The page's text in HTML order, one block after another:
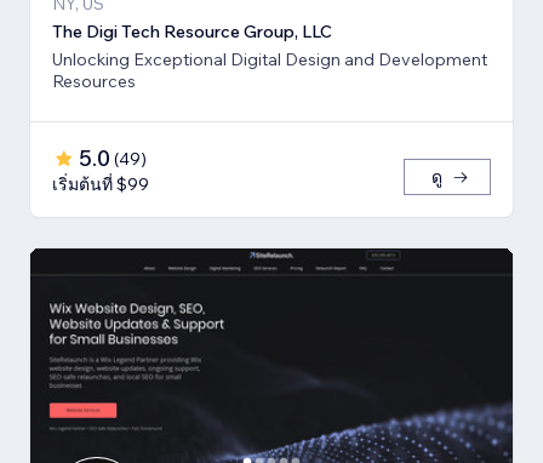
The Digi Tech Resource Group, LLC
Unlocking Exceptional Digital Design and Development
Resources
5.0 (49)
เริ่มต้นที่ $99
ดู